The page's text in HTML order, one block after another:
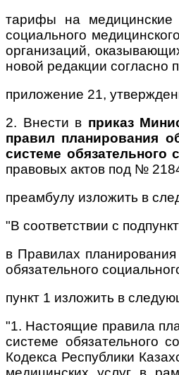
тарифы на медицинские
социального
организаций,
новой редакции
приложение 21,
2. Внести в приказ
правил планирования
системе обязательного
правовых актов под №
преамбулу изложить в
"В соответствии с
в Правилах
обязательного
пункт 1 изложить в
"1. Настоящие правила
системе обязательного
Кодекса Республики